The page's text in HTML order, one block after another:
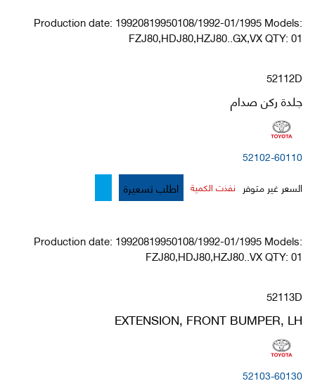
Production date: 19920819950108/1992-01/1995 Models:
FZJ80,HDJ80,HZJ80..GX,VX QTY: 01
52112D
جلدة ركن صدام
52102-60110
السعر غير متوفر نفذت الكمية اطلب تسعيرة
Production date: 19920819950108/1992-01/1995 Models:
FZJ80,HDJ80,HZJ80..VX QTY: 01
52113D
EXTENSION, FRONT BUMPER, LH
52103-60130